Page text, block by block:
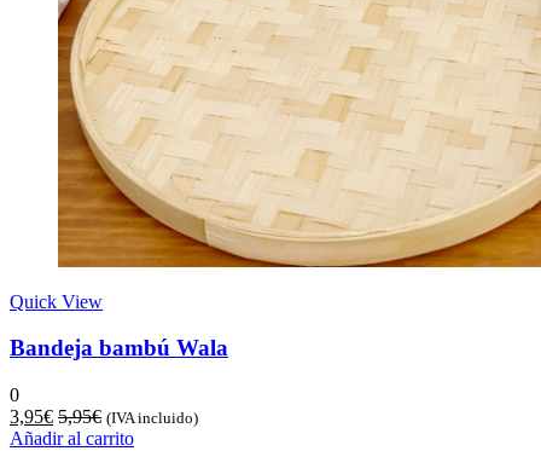
Quick View
Bandeja bambú Wala
0
3,95€ 5,95€ (IVA incluido)
Añadir al carrito